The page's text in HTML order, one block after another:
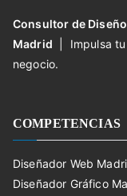
Consultor de
Madrid | Impulsa tu
negocio.
COMPETENCIAS
Diseñador Web
Diseñador Gráfico